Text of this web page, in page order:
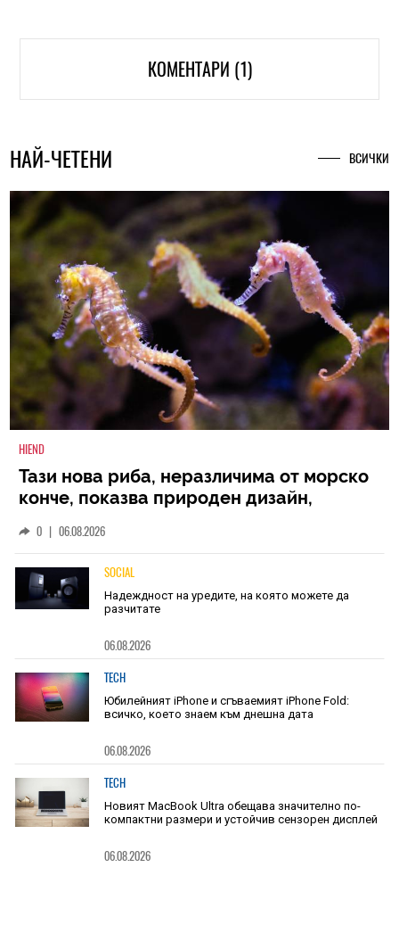
КОМЕНТАРИ (1)
НАЙ-ЧЕТЕНИ ВСИЧКИ
HIEND
Тази нова риба, неразличима от морско
конче, показва природен дизайн,
0 | 06.08.2026
SOCIAL
Надеждност на уредите, на която можете да
разчитате
06.08.2026
TECH
Юбилейният iPhone и сгъваемият iPhone Fold:
всичко, което знаем към днешна дата
06.08.2026
TECH
Новият MacBook Ultra обещава значително по-
компактни размери и устойчив сензорен дисплей
06.08.2026